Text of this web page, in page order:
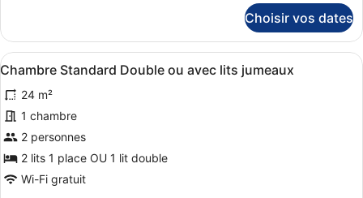
le
type
de
Chambre
Quadruple
Standard
Choisir vos dates
Afficher
toutes
les
photos
pour
ce
type
Une chambre d’hôtel avec deux
15
Chambre Standard Double ou avec lits jumeaux
24 m²
1 chambre
2 personnes
2 lits 1 place OU 1 lit double
Wi-Fi gratuit